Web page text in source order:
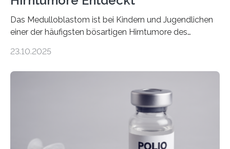
Das Medulloblastom ist bei Kindern und Jugendlichen
einer der häufigsten bösartigen Hirntumore des
Betroffenen können mit heutigen Methoden geheilt
Dringend benötigt werden zielgerichtete Therapien, die
nur Tumorschwachstellen angreifen und normales
Gewebe verschonen. Forschende um Daniel Merk vom
Hertie-Institut für klinische Hirnforschung am
Universitätsklinikum Tübingen haben eine solche
23.10.2025